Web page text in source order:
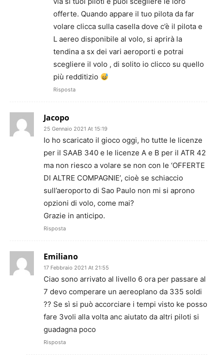
offerte. Quando appare il tuo pilota da far
volare clicca sulla casella dove c’è il pilota e
L aereo disponibile al volo, si aprirà la
tendina a sx dei vari aeroporti e potrai
scegliere il volo , di solito io clicco su quello
più redditizio
Risposta
Jacopo
25 Gennaio 2021 At 15:19
Io ho scaricato il gioco oggi, ho tutte le licenze
per il SAAB 340 e le licenze A e B per il ATR 42
ma non riesco a volare se non con le ‘OFFERTE
DI ALTRE COMPAGNIE’, cioè se schiaccio
sull’aeroporto di Sao Paulo non mi si aprono
opzioni di volo, come mai?
Grazie in anticipo.
Risposta
Emiliano
17 Febbraio 2021 At 21:55
Ciao sono arrivato al livello 6 ora per passare al
7 devo comperare un aereoplano da 335 soldi
?? Se sì si può accorciare i tempi visto ke posso
fare 3voli alla volta anc aiutato da altri piloti si
guadagna poco
Risposta